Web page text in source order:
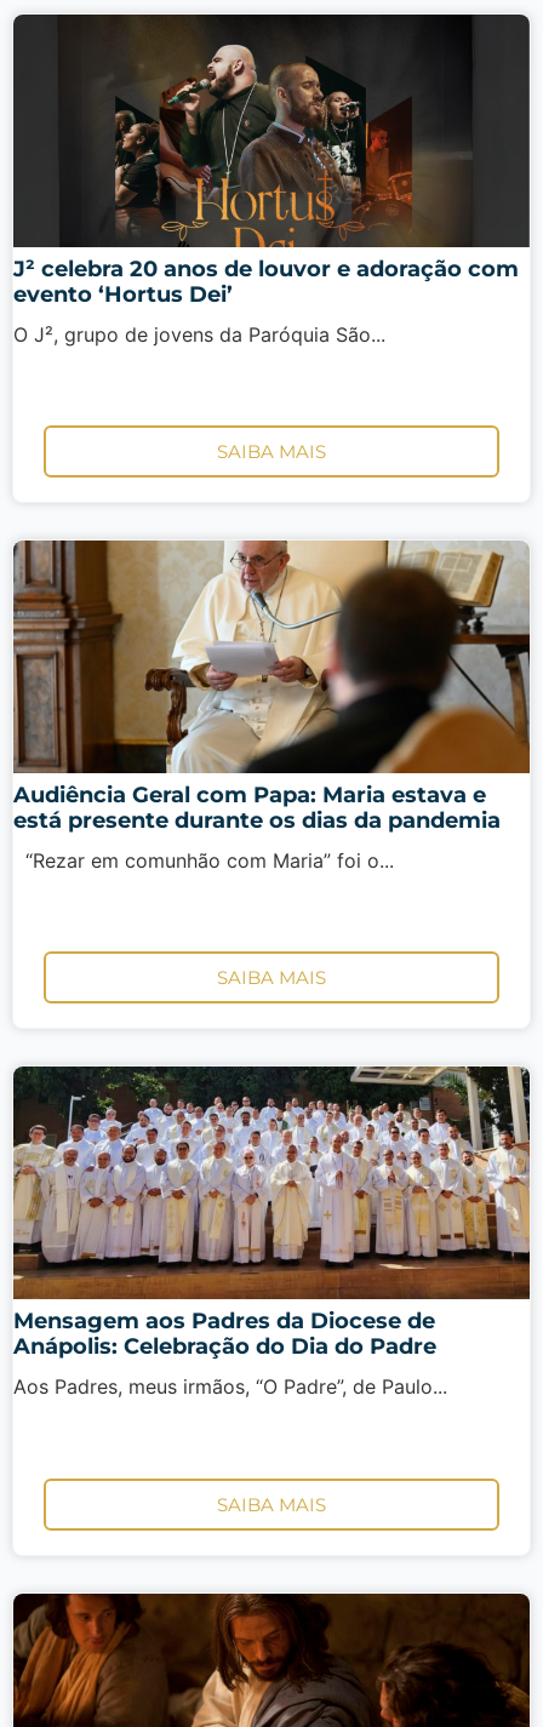
J² celebra 20 anos de louvor e adoração com
evento ‘Hortus Dei’
O J², grupo de jovens da Paróquia São...
SAIBA MAIS
Audiência Geral com Papa: Maria estava e
está presente durante os dias da pandemia
“Rezar em comunhão com Maria” foi o...
SAIBA MAIS
Mensagem aos Padres da Diocese de
Anápolis: Celebração do Dia do Padre
Aos Padres, meus irmãos, “O Padre”, de Paulo...
SAIBA MAIS